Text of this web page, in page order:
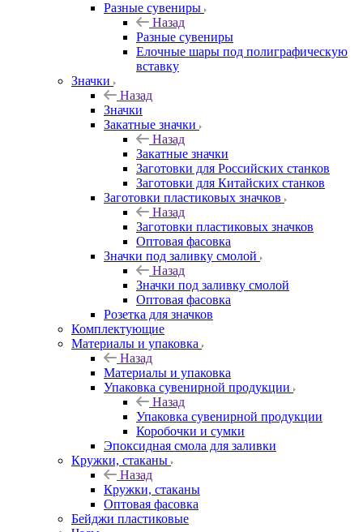
Разные сувениры
Назад
Разные сувениры
Елочные шары под полиграфическую
вставку
Значки
Назад
Значки
Закатные значки
Назад
Закатные значки
Заготовки для Российских станков
Заготовки для Китайских станков
Заготовки пластиковых значков
Назад
Заготовки пластиковых значков
Оптовая фасовка
Значки под заливку смолой
Назад
Значки под заливку смолой
Оптовая фасовка
Розетка для значков
Комплектующие
Материалы и упаковка
Назад
Материалы и упаковка
Упаковка сувенирной продукции
Назад
Упаковка сувенирной продукции
Коробочки и сумки
Эпоксидная смола для заливки
Кружки, стаканы
Назад
Кружки, стаканы
Оптовая фасовка
Бейджи пластиковые